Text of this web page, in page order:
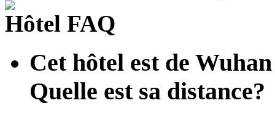
Hôtel FAQ
Cet hôtel est de
Quelle est sa distance?